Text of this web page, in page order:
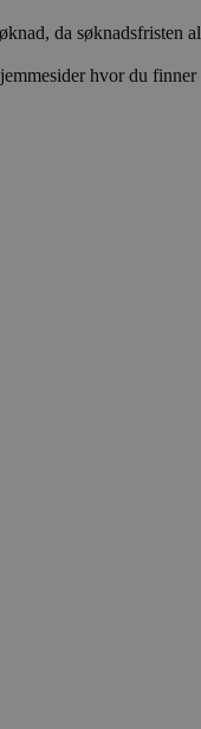
da søknadsfristen
hvor du